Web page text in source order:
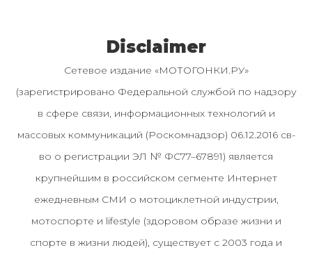
Disclaimer
Сетевое издание «МОТОГОНКИ.РУ»
(зарегистрировано Федеральной службой по надзору
в сфере связи, информационных технологий и
массовых коммуникаций (Роскомнадзор) 06.12.2016 св-
во о регистрации ЭЛ № ФС77–67891) является
крупнейшим в российском сегменте Интернет
ежедневным СМИ о мотоциклетной индустрии,
мотоспорте и lifestyle (здоровом образе жизни и
спорте в жизни людей), существует с 2003 года и